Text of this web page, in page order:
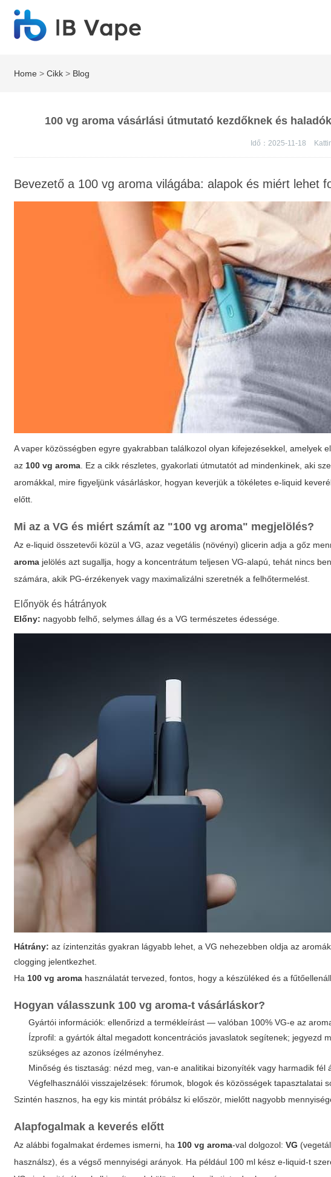
Home >Cikk > Blog
100 vg aroma vásárlási útmutató kezdőknek és
Idő：2025-11-18
Bevezető a 100 vg aroma világába: alapok és miért lehet
A vaper közösségben egyre gyakrabban találkozol olyan kifejezésekkel, amelyek
az 100 vg aroma . Ez a cikk részletes, gyakorlati útmutatót ad mindenkinek, aki
aromákkal, mire figyeljünk vásárláskor, hogyan keverjük a tökéletes e-liquid
előtt.
Mi az a VG és miért számít az "100 vg aroma" megjelölés?
Az e-liquid összetevői közül a VG, azaz vegetális (növényi) glicerin adja a gőz
aroma jelölés azt sugallja, hogy a koncentrátum teljesen VG-alapú, tehát nincs
számára, akik PG-érzékenyek vagy maximalizálni szeretnék a felhőtermelést.
Előnyök és hátrányok
Előny: nagyobb felhő, selymes állag és a VG természetes édessége.
Hátrány: az ízintenzitás gyakran lágyabb lehet, a VG nehezebben oldja az
clogging jelentkezhet.
Ha 100 vg aroma használatát tervezed, fontos, hogy a készüléked és a
Hogyan válasszunk 100 vg aroma-t vásárláskor?
Gyártói információk: ellenőrizd a termékleírást — valóban 100% VG-e az
Ízprofil: a gyártók által megadott koncentrációs javaslatok segítenek; jegyezd
szükséges az azonos ízélményhez.
Minőség és tisztaság: nézd meg, van-e analitikai bizonyíték vagy harmadik fél
Végfelhasználói visszajelzések: fórumok, blogok és közösségek tapasztalatai
Szintén hasznos, ha egy kis mintát próbálsz ki először, mielőtt nagyobb
Alapfogalmak a keverés előtt
Az alábbi fogalmakat érdemes ismerni, ha 100 vg aroma-val dolgozol:VG
használsz), és a végső mennyiségi arányok. Ha például 100 ml kész e-liquid-t